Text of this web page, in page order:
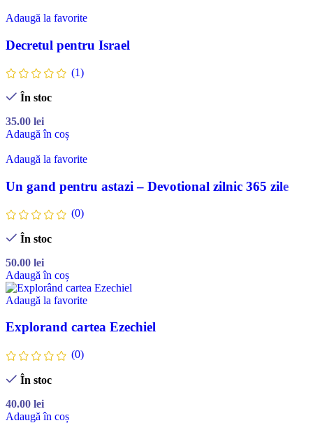
Adaugă la favorite
Decretul pentru Israel
(1)
În stoc
35.00 lei
Adaugă în coș
Adaugă la favorite
Un gand pentru astazi – Devotional zilnic 365 zile
(0)
În stoc
50.00 lei
Adaugă în coș
Adaugă la favorite
Explorand cartea Ezechiel
(0)
În stoc
40.00 lei
Adaugă în coș